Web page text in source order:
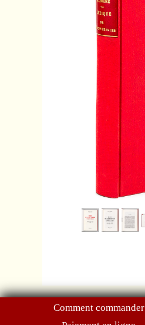
Comment commander